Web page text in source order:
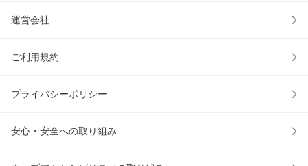
運営会社
ご利用規約
プライバシーポリシー
安心・安全への取り組み